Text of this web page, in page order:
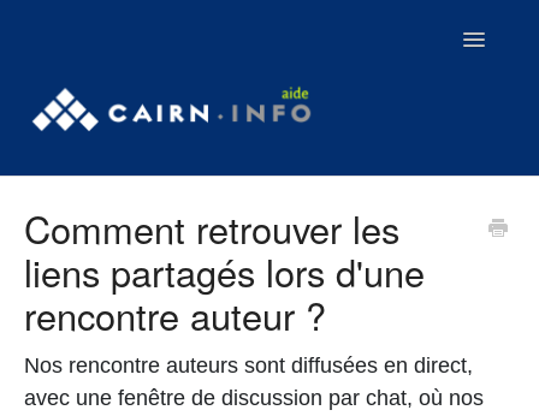
Toggle
Contact
Tutoriels
Webinaires
Comment retrouver les
liens partagés lors d'une
rencontre auteur ?
Nos rencontre auteurs sont diffusées en direct,
avec une fenêtre de discussion par chat, où nos